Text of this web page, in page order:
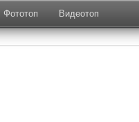
Фототоп Видеотоп